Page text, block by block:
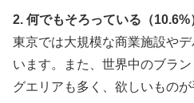
2. 何でもそろっている（10.6%
東京では大規模な商業施設や
います。また、世界中のブラ
グエリアも多く、欲しいものが